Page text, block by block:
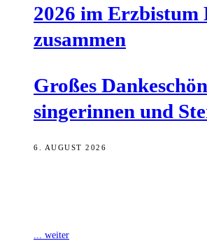
2026 im Erz­bis­tum
zusammen
Gro­ßes
sin­ge­rin­nen und
6. AUGUST 2026
... weiter